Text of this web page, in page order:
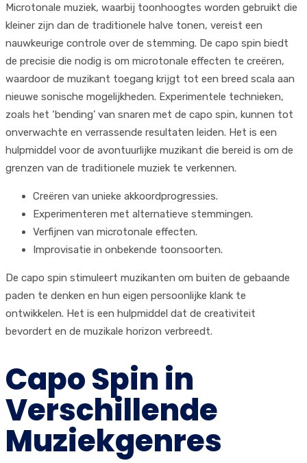
Microtonale muziek, waarbij toonhoogtes worden gebruikt die
kleiner zijn dan de traditionele halve tonen, vereist een
nauwkeurige controle over de stemming. De capo spin biedt
de precisie die nodig is om microtonale effecten te creëren,
waardoor de muzikant toegang krijgt tot een breed scala aan
nieuwe sonische mogelijkheden. Experimentele technieken,
zoals het ‘bending’ van snaren met de capo spin, kunnen tot
onverwachte en verrassende resultaten leiden. Het is een
hulpmiddel voor de avontuurlijke muzikant die bereid is om de
grenzen van de traditionele muziek te verkennen.
Creëren van unieke akkoordprogressies.
Experimenteren met alternatieve stemmingen.
Verfijnen van microtonale effecten.
Improvisatie in onbekende toonsoorten.
De capo spin stimuleert muzikanten om buiten de gebaande
paden te denken en hun eigen persoonlijke klank te
ontwikkelen. Het is een hulpmiddel dat de creativiteit
bevordert en de muzikale horizon verbreedt.
Capo Spin in
Verschillende
Muziekgenres